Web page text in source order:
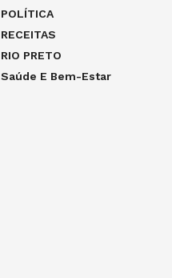
POLÍTICA
RECEITAS
RIO PRETO
Saúde E Bem-Estar